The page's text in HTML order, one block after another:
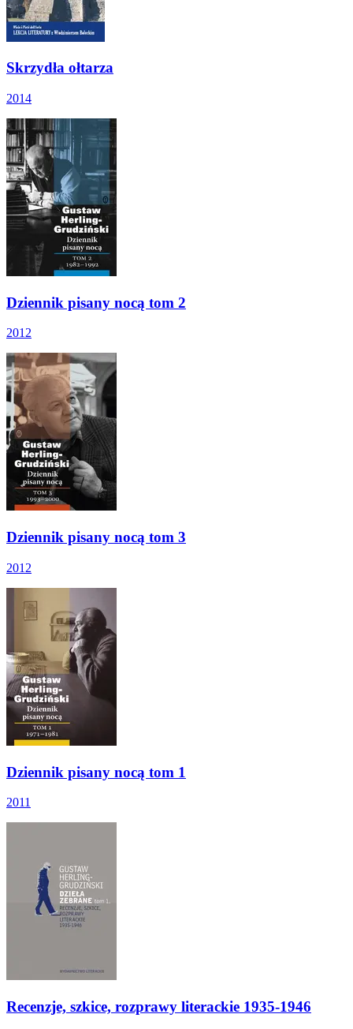
Skrzydła ołtarza
2014
Dziennik pisany nocą tom 2
2012
Dziennik pisany nocą tom 3
2012
Dziennik pisany nocą tom 1
2011
Recenzje, szkice, rozprawy literackie 1935-1946